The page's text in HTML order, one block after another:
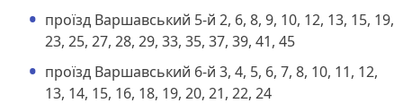
проїзд Варшавський 5-й 2, 6, 8, 9, 10, 12, 13, 15, 19,
23, 25, 27, 28, 29, 33, 35, 37, 39, 41, 45
проїзд Варшавський 6-й 3, 4, 5, 6, 7, 8, 10, 11, 12,
13, 14, 15, 16, 18, 19, 20, 21, 22, 24